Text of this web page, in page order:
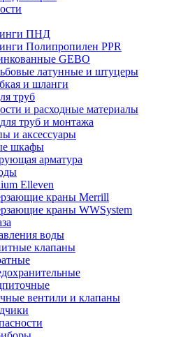
ПНД
Полипропилен PPR
GEBO
латунные и штуцеры
и шланги
труб
и расходные материалы
труб и монтажа
и аксессуары
шкафы
арматура
Elleven
краны Merrill
краны WWSystem
воды
клапаны
вентили и клапаны